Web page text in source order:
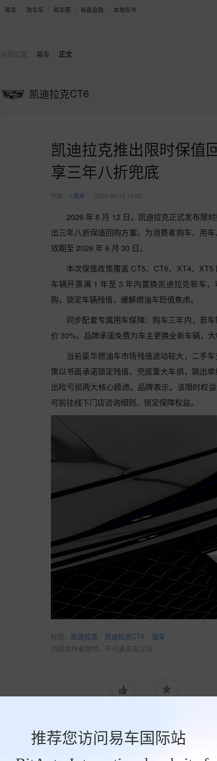
易车 淘车车 易车惠 易鑫金融 本地车市
推荐您访问易车国际站
当前位置： 易车 正文
凯迪拉克CT6
凯迪拉克推出限时保值
享三年八折兜底
作者： L真探 2026-06-15 19:32
2026 年 6 月 12 日，凯迪拉克正式发布限
出三年八折保值回购方案，为消费者购车、用
效期至 2026 年 6 月 30 日。
本次保值政策覆盖 CT5、CT6、XT4、
车辆开票满 1 年至 3 年内置换凯迪拉克新车
购，锁定车辆残值，缓解燃油车贬值焦虑。
同步配套专属用车保障：购车三年内，若
价 30%，品牌承诺免费为车主更换全新车辆，
当前豪华燃油车市场残值波动较大，二手
策以书面承诺锁定残值、兜底重大车损，跳出
出险亏损两大核心顾虑。品牌表示，该限时权
可前往线下门店咨询细则、锁定保障权益。
标签: 凯迪拉克 凯迪拉克CT6
油车
内容由作者提供，不代表易车立场